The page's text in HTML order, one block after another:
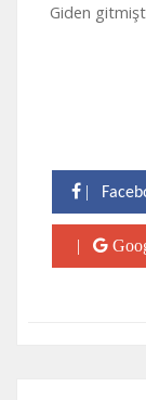
Giden
|
|